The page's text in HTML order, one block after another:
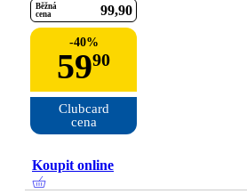
Běžná
cena
99 90
-40%
5990
Clubcard
cena
Koupit online